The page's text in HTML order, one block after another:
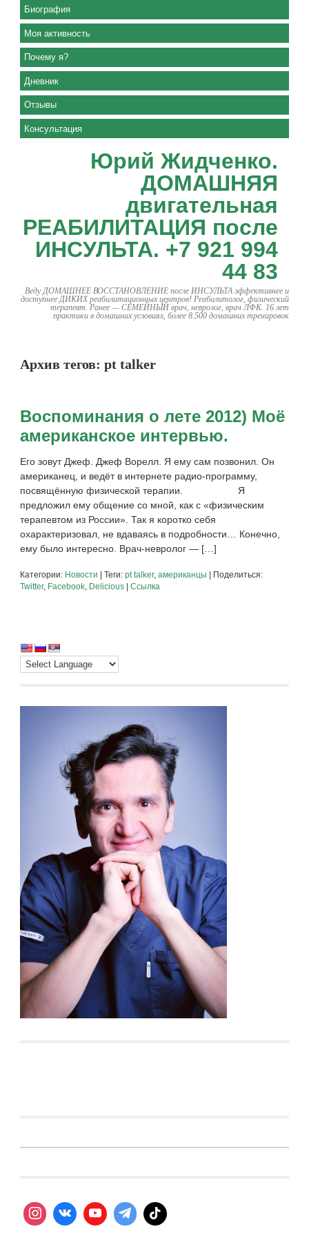
Биография
Моя активность
Почему я?
Дневник
Отзывы
Консультация
Юрий Жидченко.
ДОМАШНЯЯ
двигательная
РЕАБИЛИТАЦИЯ после
ИНСУЛЬТА. +7 921 994
44 83
Веду ДОМАШНЕЕ ВОССТАНОВЛЕНИЕ после ИНСУЛЬТА эффективнее и
доступнее ДИКИХ реабилитационных центров! Реабилитолог, физический
терапевт. Ранее — СЕМЕЙНЫЙ врач, невролог, врач ЛФК. 16 лет
практики в домашних условиях, более 8.500 домашних тренировок
Архив тегов: pt talker
Воспоминания о лете 2012) Моё
американское интервью.
Его зовут Джеф. Джеф Ворелл. Я ему сам позвонил. Он
американец, и ведёт в интернете радио-программу,
посвящённую физической терапии. Я
предложил ему общение со мной, как с «физическим
терапевтом из России». Так я коротко себя
охарактеризовал, не вдаваясь в подробности… Конечно,
ему было интересно. Врач-невролог — […]
Категории: Новости | Теги: pt talker, американцы | Поделиться:
Twitter, Facebook, Delicious| Ссылка